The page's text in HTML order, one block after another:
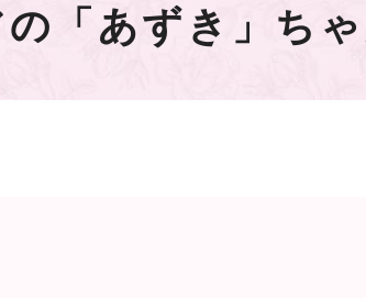
「あずき」ち